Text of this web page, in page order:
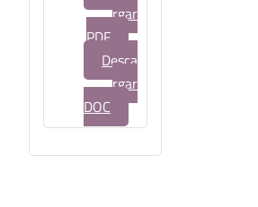
rgar
PDF
Desca
rgar
DOC